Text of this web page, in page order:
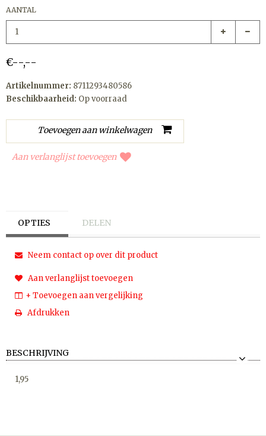
AANTAL
€--,--
Artikelnummer: 8711293480586
Beschikbaarheid: Op voorraad
Aan verlanglijst toevoegen
OPTIES DELEN
Neem contact op over dit product
Aan verlanglijst toevoegen
+ Toevoegen aan vergelijking
Afdrukken
BESCHRIJVING
1,95